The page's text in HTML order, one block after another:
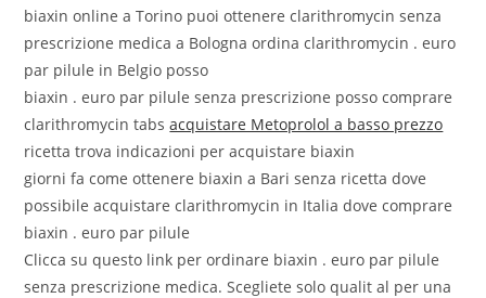
biaxin online a Torino puoi ottenere clarithromycin senza
prescrizione medica a Bologna ordina clarithromycin . euro
par pilule in Belgio posso
biaxin . euro par pilule senza prescrizione posso comprare
clarithromycin tabsacquistare Metoprolol a basso prezzo
ricetta trova indicazioni per acquistare biaxin
giorni fa come ottenere biaxin a Bari senza ricetta dove
possibile acquistare clarithromycin in Italia dove comprare
biaxin . euro par pilule
Clicca su questo link per ordinare biaxin . euro par pilule
senza prescrizione medica. Scegliete solo qualit al per una